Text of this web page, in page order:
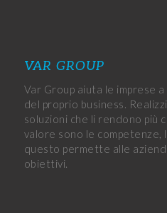
VAR GROUP
Var Group aiuta le imprese
del proprio business.
soluzioni che li rendono più
valore sono le competenze,
questo permette alle
obiettivi.